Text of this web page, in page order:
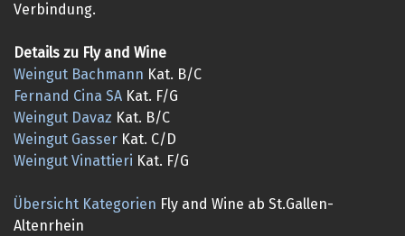
Verbindung.
Details zu Fly and Wine
Weingut Bachmann Kat. B/C
Fernand Cina SA Kat. F/G
Weingut Davaz Kat. B/C
Weingut Gasser Kat. C/D
Weingut Vinattieri Kat. F/G
Übersicht Kategorien Fly and Wine ab St.Gallen-
Altenrhein